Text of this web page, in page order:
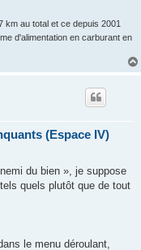
km au total et ce depuis 2001
d'alimentation en carburant en
(Espace IV)
du bien », je suppose
quels plutôt que de tout
le menu déroulant,